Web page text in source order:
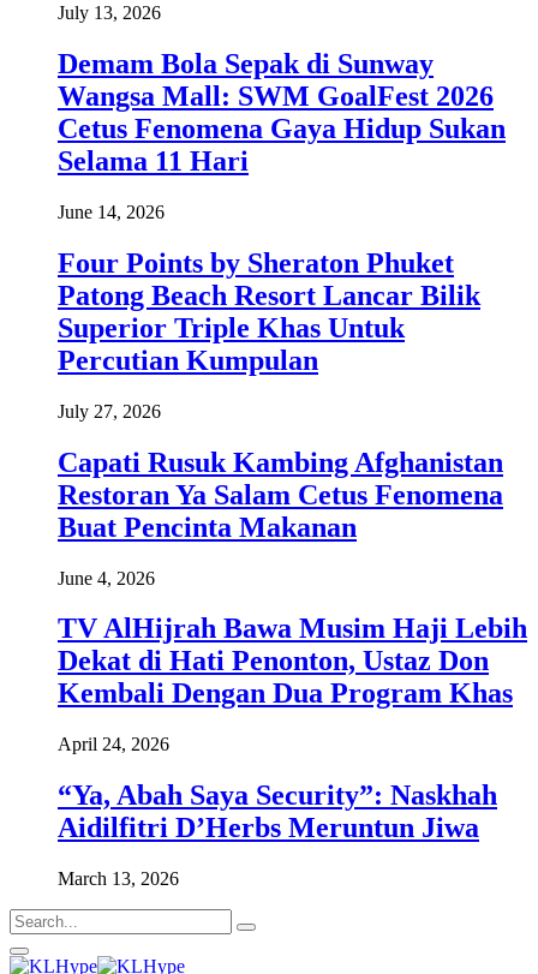
July 13, 2026
Demam Bola Sepak di Sunway
Wangsa Mall: SWM GoalFest 2026
Cetus Fenomena Gaya Hidup Sukan
Selama 11 Hari
June 14, 2026
Four Points by Sheraton Phuket
Patong Beach Resort Lancar Bilik
Superior Triple Khas Untuk
Percutian Kumpulan
July 27, 2026
Capati Rusuk Kambing Afghanistan
Restoran Ya Salam Cetus Fenomena
Buat Pencinta Makanan
June 4, 2026
TV AlHijrah Bawa Musim Haji Lebih
Dekat di Hati Penonton, Ustaz Don
Kembali Dengan Dua Program Khas
April 24, 2026
“Ya, Abah Saya Security”: Naskhah
Aidilfitri D’Herbs Meruntun Jiwa
March 13, 2026